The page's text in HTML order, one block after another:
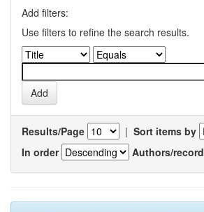
Add filters:
Use filters to refine the search results.
Results/Page | Sort items by
In order
Authors/record